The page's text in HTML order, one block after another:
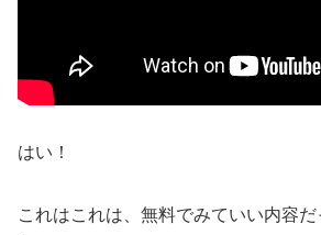
はい！
これはこれは、無料でみていい内容だ